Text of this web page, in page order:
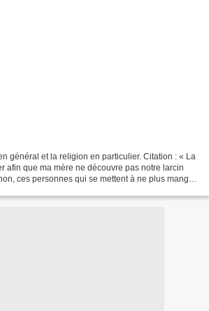
général et la religion en particulier. Citation : « La
afin que ma mère ne découvre pas notre larcin
ces personnes qui se mettent à ne plus manger.